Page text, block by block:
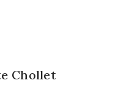
Chollet